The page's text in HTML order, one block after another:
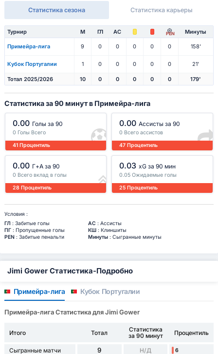
Статистика сезона Статистика карьеры
Турнир М ГЛ АС PEN Минуты
Примейра-лига 9 0 0 0 0 0 158'
Кубок Португалии 1 0 0 0 0 0 21'
Тотал 2025/2026 10 0 0 0 0 0 179'
Статистика за 90 минут в Примейра-лига
0.00 Голы за 90
0 Голы Всего
41 Процентиль
0.00 Ассисты за 90
0 Всего ассистов
47 Процентиль
0.00 Г+A за 90
0 Всего вклад в голы
28 Процентиль
0.03 xG за 90 мин
0.05 Ожидаемые голы
25 Процентиль
Условия :
ГЛ : Забитые голы АС : Ассисты
ПГ: Пропущенные голы КШ: Клиншиты
PEN: Забитые пенальти Минуты: Сыгранные минуты
Jimi Gower Статистика-Подробно
Примейра-лига Кубок Португалии
Примейра-лига Статистика для Jimi Gower
Итого Тотал
Статистика
за 90 минут
Процентиль
Сыгранные матчи 9 Н/Д 6